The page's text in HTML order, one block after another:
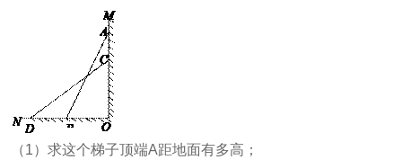
（1）求这个梯子顶端A距地面有多高；